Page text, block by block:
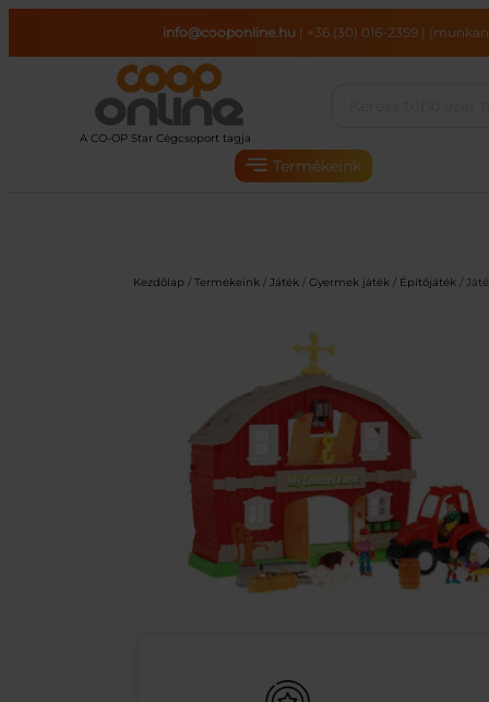
tartalomhoz
info@cooponline.hu | +36 (30) 016-2359|
Termékeink
Kezdőlap / Termékeink / Játék / Gyermek játék / Építőjáték /